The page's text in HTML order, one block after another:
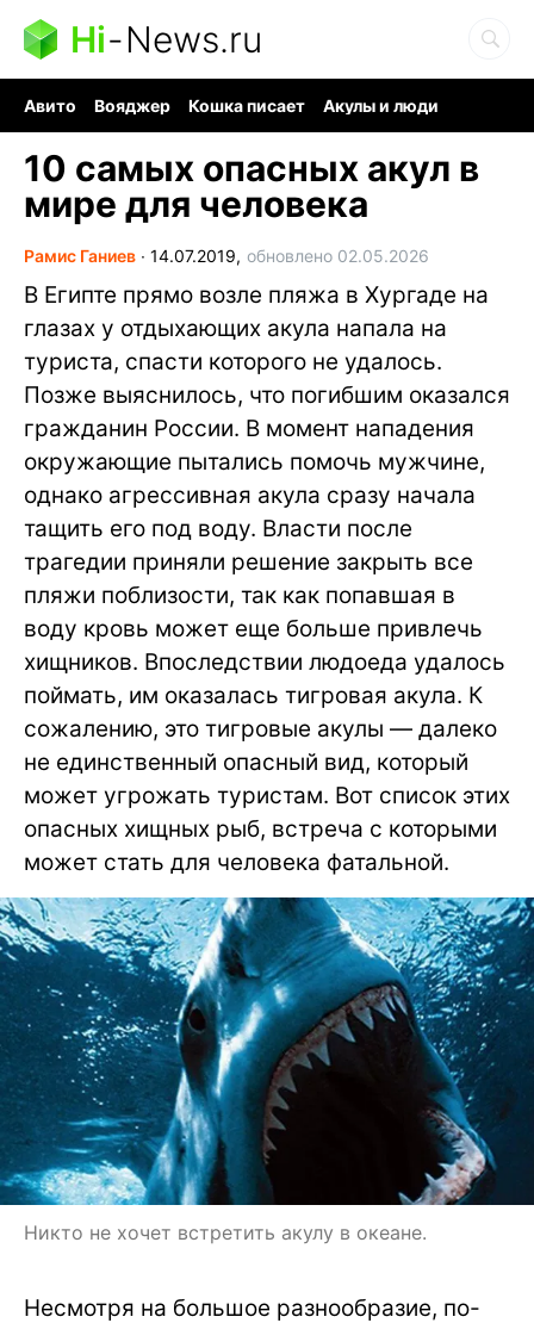
Hi-News.ru
Авито Вояджер Кошка писает
Акулы и люди
10 самых опасных акул в
мире для человека
Рамис Ганиев ∙ 14.07.2019, обновлено 02.05.2026
В Египте прямо возле пляжа в Хургаде на
глазах у отдыхающих акула напала на
туриста, спасти которого не удалось.
Позже выяснилось, что погибшим оказался
гражданин России. В момент нападения
окружающие пытались помочь мужчине,
однако агрессивная акула сразу начала
тащить его под воду. Власти после
трагедии приняли решение закрыть все
пляжи поблизости, так как попавшая в
воду кровь может еще больше привлечь
хищников. Впоследствии людоеда удалось
поймать, им оказалась тигровая акула. К
сожалению, это тигровые акулы — далеко
не единственный опасный вид, который
может угрожать туристам. Вот список этих
опасных хищных рыб, встреча с которыми
может стать для человека фатальной.
Никто не хочет встретить акулу в океане.
Несмотря на большое разнообразие, по-